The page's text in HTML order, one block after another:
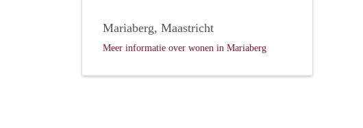
Mariaberg, Maastricht
Meer informatie over wonen in Mariaberg